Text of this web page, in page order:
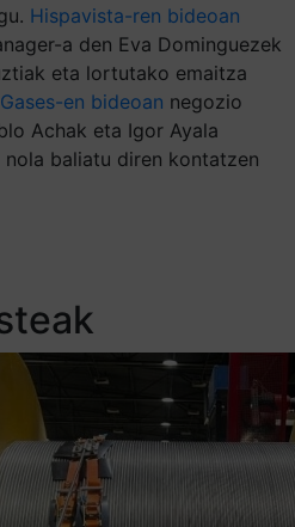
Hispavista-ren bideoan
a den Eva Dominguezek
eta lortutako emaitza
en bideoan negozio
Achak eta Igor Ayala
baliatu diren kontatzen